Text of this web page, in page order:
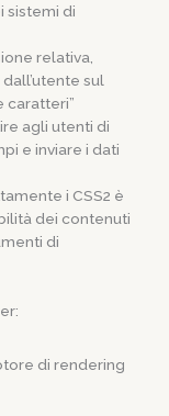
sistemi di
relativa,
sul
caratteri”
agli utenti di
e inviare i dati
i CSS2 è
dei contenuti
di
di rendering